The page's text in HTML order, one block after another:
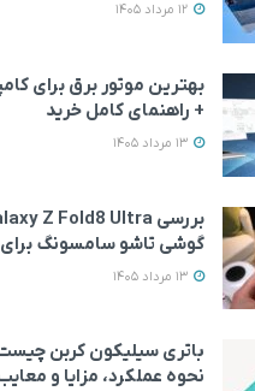
بهترین موتور برق برای
+ راهنمای کامل خرید
گوشی تاشو سامسونگ برای
باتری سیلیکون کربن
نحوه عملکرد، مزایا و